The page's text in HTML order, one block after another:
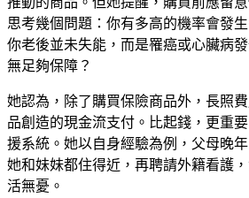
思考幾個問題：你有多高的機率會發
你老後並未失能，而是罹癌或心臟病
無足夠保障？
她認為，除了購買保險商品外，長照
品創造的現金流支付。比起錢，更重
援系統。她以自身經驗為例，父母晚
她和妹妹都住得近，再聘請外籍看護
活無憂。